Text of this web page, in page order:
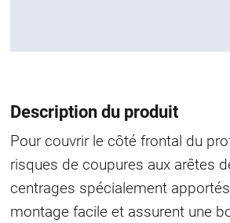
Description du produit
Pour couvrir le côté frontal du
risques de coupures aux arêtes
centrages spécialement
montage facile et assurent une